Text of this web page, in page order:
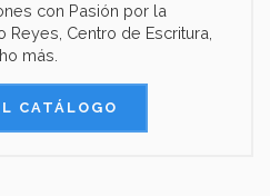
con Pasión por la
Reyes, Centro de Escritura,
más.
CATÁLOGO